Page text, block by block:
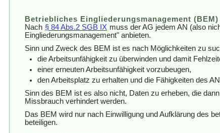
Betriebliches Eingliederungsmanagement (BEM)
Nach § 84 Abs.2 SGB IX muss der AG jedem AN (also
Eingliederungsmanagement" anbieten.
Sinn und Zweck des BEM ist es nach Möglichkeiten zu
die Arbeitsunfähigkeit zu überwinden und damit
einer erneuten Arbeitsunfähigkeit vorzubeugen,
den Arbeitsplatz zu erhalten und die Fähigkeiten des
Sinn des BEM ist es also nicht, Daten zu erheben, die
Missbrauch verhindert werden.
Das BEM wird nur nach Einwilligung und Aufklärung des
beteiligen.